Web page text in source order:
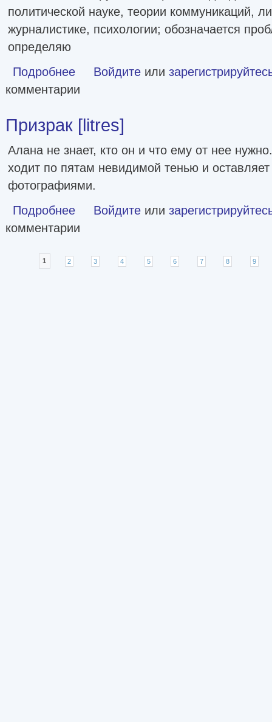
политической науке, теории коммуникаций,
журналистике, психологии; обозначается
определяю
Подробнее о Пропагандистский дискурс в условиях цифровизации
Войдите или
комментарии
Призрак [litres]
Алана не знает, кто он и что ему от нее
ходит по пятам невидимой тенью и
фотографиями.
Подробнее о Призрак [litres]
Войдите или
комментарии
Страницы
1 2 3 4 5 6 7 8 9